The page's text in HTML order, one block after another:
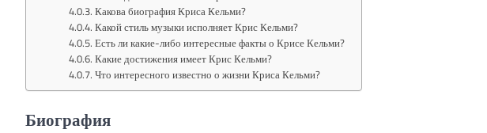
Какова биография Криса Кельми?
Какой стиль музыки исполняет Крис Кельми?
Есть ли какие-либо интересные факты о Крисе Кельми?
Какие достижения имеет Крис Кельми?
Что интересного известно о жизни Криса Кельми?
Биография